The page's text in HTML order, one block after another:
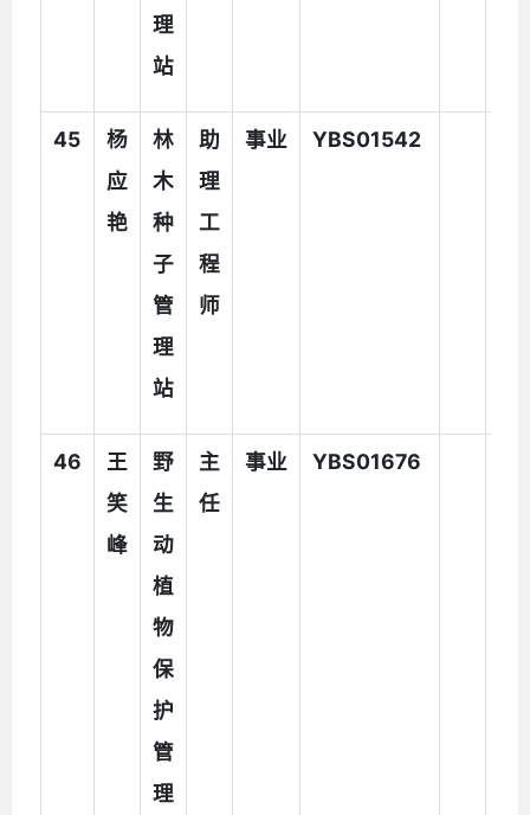
理
站
45
杨
应
艳
林
木
种
子
管
理
站
助
理
工
程
师
事业 YBS01542
46
王
笑
峰
野
生
动
植
物
保
护
管
理
主
任
事业 YBS01676